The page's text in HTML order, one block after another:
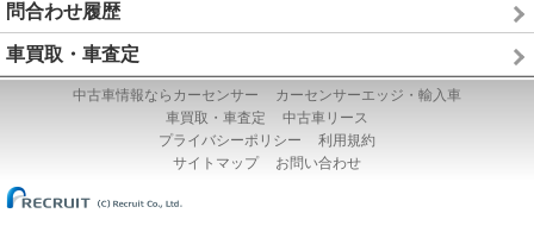
問合わせ履歴
車買取・車査定
中古車情報ならカーセンサー
カーセンサーエッジ・輸入車
車買取・車査定
中古車リース
プライバシーポリシー
利用規約
サイトマップ
お問い合わせ